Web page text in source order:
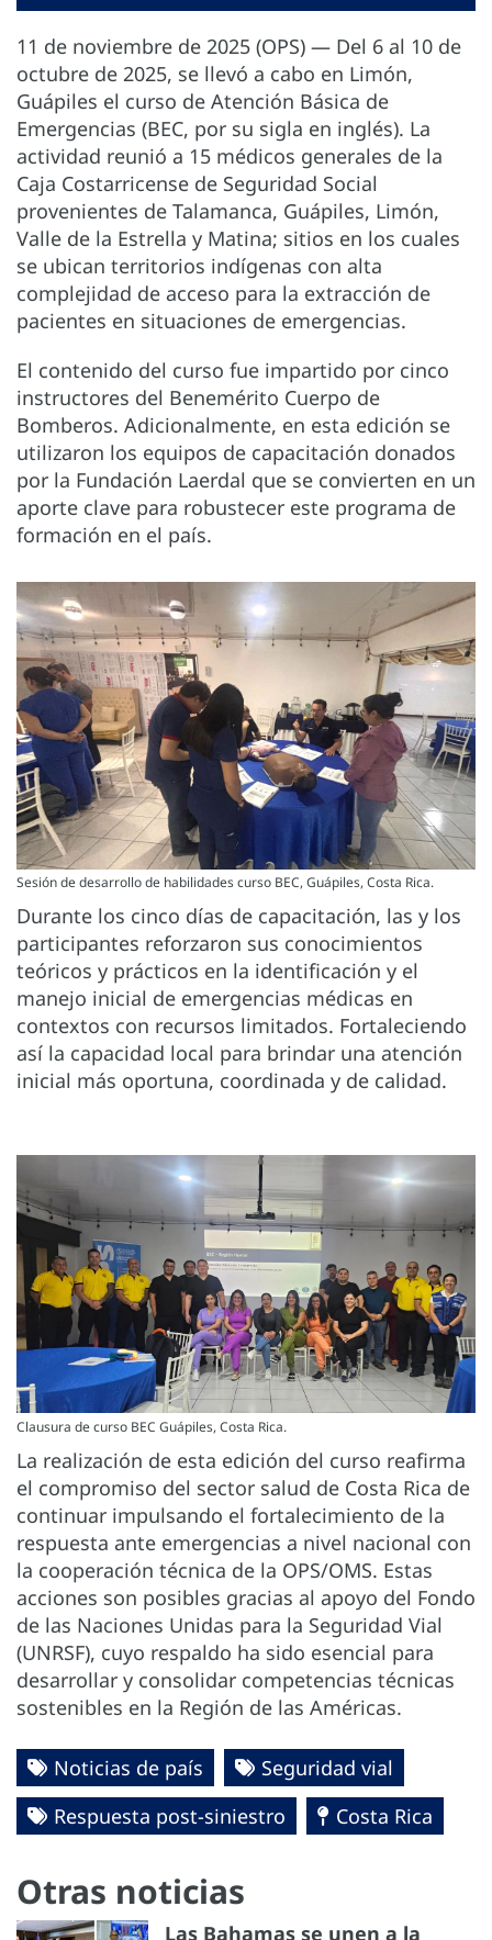
11 de noviembre de 2025 (OPS) — Del 6 al 10 de
octubre de 2025, se llevó a cabo en Limón,
Guápiles el curso de Atención Básica de
Emergencias (BEC, por su sigla en inglés). La
actividad reunió a 15 médicos generales de la
Caja Costarricense de Seguridad Social
provenientes de Talamanca, Guápiles, Limón,
Valle de la Estrella y Matina; sitios en los cuales
se ubican territorios indígenas con alta
complejidad de acceso para la extracción de
pacientes en situaciones de emergencias.
El contenido del curso fue impartido por cinco
instructores del Benemérito Cuerpo de
Bomberos. Adicionalmente, en esta edición se
utilizaron los equipos de capacitación donados
por la Fundación Laerdal que se convierten en un
aporte clave para robustecer este programa de
formación en el país.
Sesión de desarrollo de habilidades curso BEC, Guápiles, Costa Rica.
Durante los cinco días de capacitación, las y los
participantes reforzaron sus conocimientos
teóricos y prácticos en la identificación y el
manejo inicial de emergencias médicas en
contextos con recursos limitados. Fortaleciendo
así la capacidad local para brindar una atención
inicial más oportuna, coordinada y de calidad.
Clausura de curso BEC Guápiles, Costa Rica.
La realización de esta edición del curso reafirma
el compromiso del sector salud de Costa Rica de
continuar impulsando el fortalecimiento de la
respuesta ante emergencias a nivel nacional con
la cooperación técnica de la OPS/OMS. Estas
acciones son posibles gracias al apoyo del Fondo
de las Naciones Unidas para la Seguridad Vial
(UNRSF), cuyo respaldo ha sido esencial para
desarrollar y consolidar competencias técnicas
sostenibles en la Región de las Américas.
Noticias de país
Seguridad vial
Respuesta post-siniestro
Costa Rica
Otras noticias
Las Bahamas se unen a la